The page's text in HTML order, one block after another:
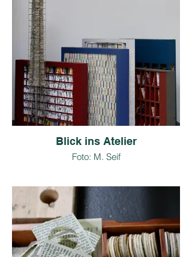
Blick ins Atelier
Foto: M. Seif